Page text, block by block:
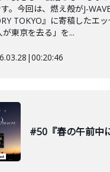
。今回は、燃え殻がJ-
TOKYO』に寄稿したエ
東京を去る」を...
|00:20:46
#50『春の午前中